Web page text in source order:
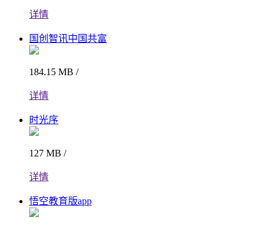
详情
国创智讯中国共富
184.15 MB /
详情
时光序
127 MB /
详情
悟空教育版app